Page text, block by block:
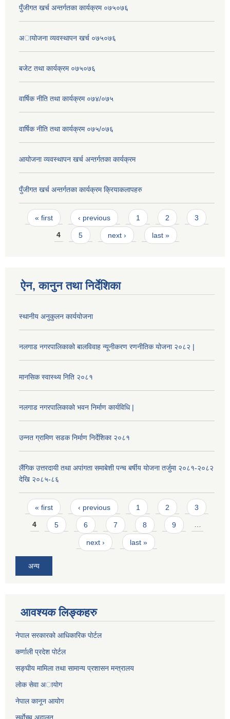
पुँजीगत खर्च अन्तर्गतका कार्यक्रम ०७५०७६
अायोजना व्यवस्थापन खर्च ०७५०७६
बजेट तथा कार्यक्रम ०७५०७६
वार्षिक नीति तथा कार्यक्रम ०७४/०७५
वार्षिक नीति तथा कार्यक्रम ०७५/०७६
आयोजना व्यवस्थापन खर्च अन्तर्गतका कार्यक्रम
पुँजीगत खर्च अन्तर्गतका कार्यक्रम क्रियाकलापहरु
Pages
« first ‹ previous 1 2 3
4 5 next › last »
ऐन, कानुन तथा निर्देशिका
स्थानीय अनुकुलन कार्ययोजना
नलगाड नगरपालिकाको बालविवाह न्यूनीकरण रणनीतिक योजना २०८२ |
मानसिक स्वास्थ्य निति २०८१
नलगाड नगरपालिकाको भवन निर्माण कार्यविधि |
उन्नत ग्रामिण सडक निर्माण निर्देशिका २०८१
लैंगिक उत्तरदायी तथा अपांगता समाबेशी पन्च बर्षीय योजना तर्जुमा २०८१-२०८२
देखि २०८५-८६
Pages
« first ‹ previous 1 2 3
4 5 6 7 8 9 …
next › last »
अन्य
आवश्यक लिङ्कहरु
नेपाल सरकारको आधिकारिक पोर्टल
कर्णाली प्रदेश पोर्टल
सङ्घीय मामिला तथा सामान्य प्रशासन मन्त्रालय
लाेक सेवा अायाेग
नेपाल कानून आयोग